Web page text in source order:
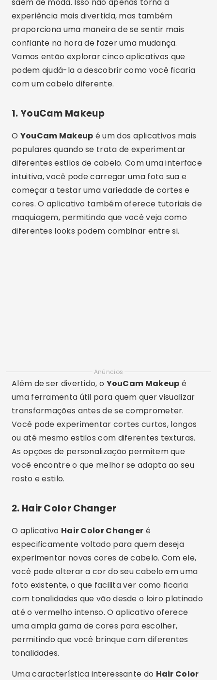
experiência mais divertida, mas também
proporciona uma maneira de se sentir mais
confiante na hora de fazer uma mudança.
Vamos então explorar cinco aplicativos que
podem ajudá-la a descobrir como você ficaria
com um cabelo diferente.
1.YouCam Makeup
O YouCam Makeup é um dos aplicativos mais
populares quando se trata de experimentar
diferentes estilos de cabelo. Com uma interface
intuitiva, você pode carregar uma foto sua e
começar a testar uma variedade de cortes e
cores. O aplicativo também oferece tutoriais de
maquiagem, permitindo que você veja como
diferentes looks podem combinar entre si.
Anúncios
Além de ser divertido, o YouCam Makeup é
uma ferramenta útil para quem quer visualizar
transformações antes de se comprometer.
Você pode experimentar cortes curtos, longos
ou até mesmo estilos com diferentes texturas.
As opções de personalização permitem que
você encontre o que melhor se adapta ao seu
rosto e estilo.
2. Hair Color Changer
O aplicativo Hair Color Changer é
especificamente voltado para quem deseja
experimentar novas cores de cabelo. Com ele,
você pode alterar a cor do seu cabelo em uma
foto existente, o que facilita ver como ficaria
com tonalidades que vão desde o loiro platinado
até o vermelho intenso. O aplicativo oferece
uma ampla gama de cores para escolher,
permitindo que você brinque com diferentes
tonalidades.
Uma característica interessante do Hair Color